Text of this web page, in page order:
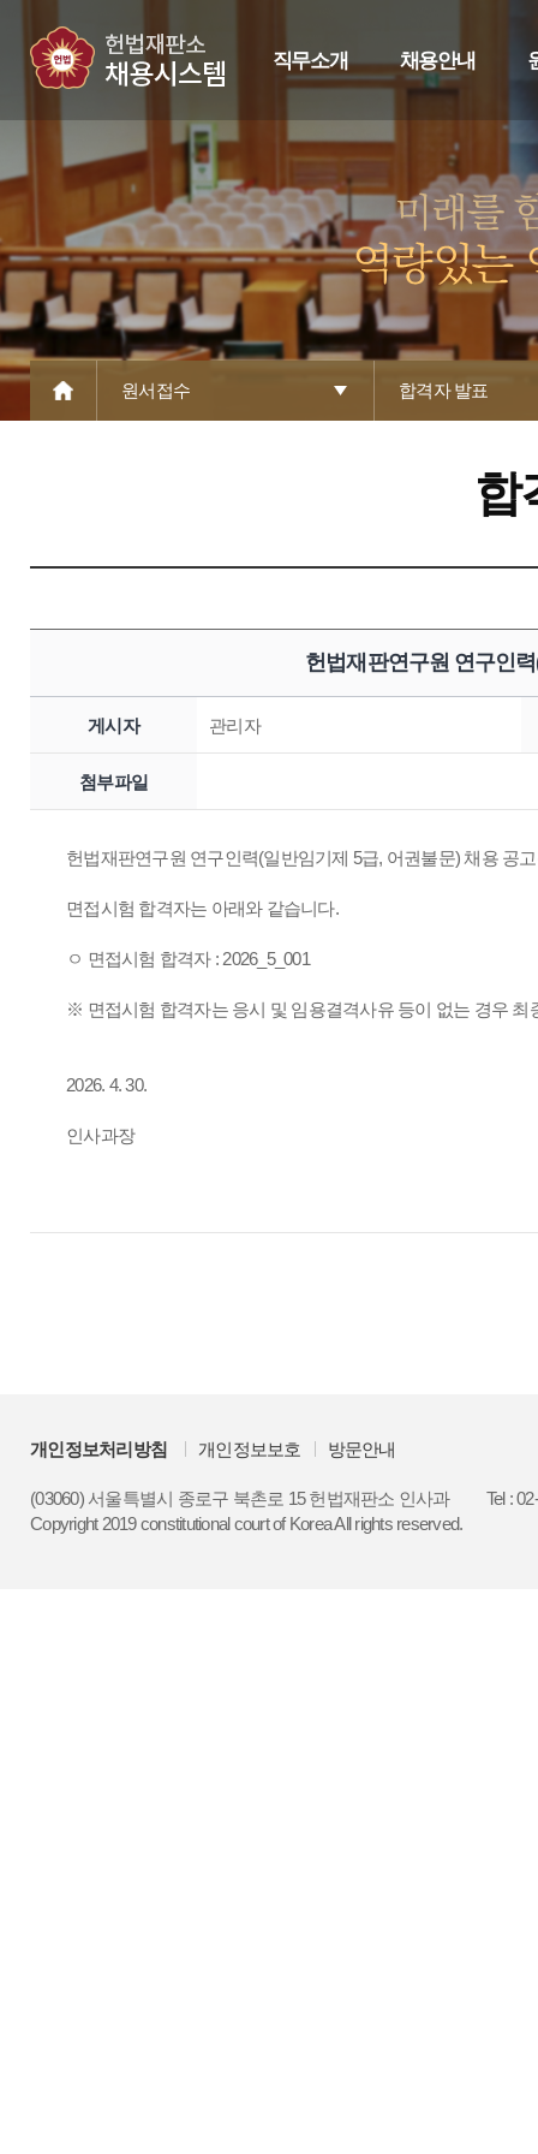
직무소개 채용안내
원서접수 합격자 발표
합
헌법재판연구원 연구인
게시자 관리자
첨부파일
헌법재판연구원 연구인력(일반임기제 5급, 어권불문) 채용 공
면접시험 합격자는 아래와 같습니다.
ㅇ 면접시험 합격자 : 2026_5_001
※ 면접시험 합격자는 응시 및 임용결격사유 등이 없는 경우 최
2026. 4. 30.
인사과장
개인정보처리방침 개인정보보호 방문안내
(03060) 서울특별시 종로구 북촌로 15 헌법재판소 인사과
Tel :
Copyright 2019 constitutional court of Korea All rights reserved.